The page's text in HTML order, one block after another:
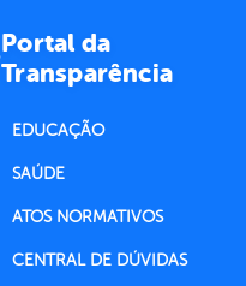
Portal da
Transparência
EDUCAÇÃO
SAÚDE
ATOS NORMATIVOS
CENTRAL DE DÚVIDAS